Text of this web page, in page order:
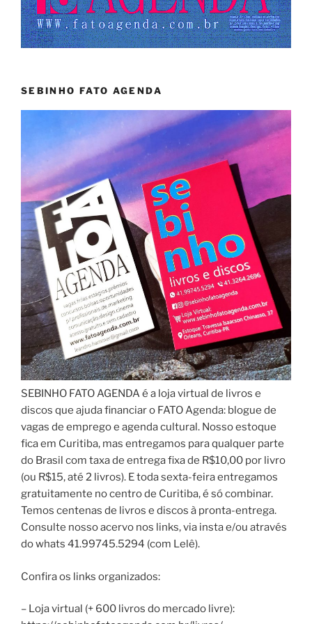
SEBINHO FATO AGENDA
SEBINHO FATO AGENDA é a loja virtual de livros e
discos que ajuda financiar o FATO Agenda: blogue de
vagas de emprego e agenda cultural. Nosso estoque
fica em Curitiba, mas entregamos para qualquer parte
do Brasil com taxa de entrega fixa de R$10,00 por livro
(ou R$15, até 2 livros). E toda sexta-feira entregamos
gratuitamente no centro de Curitiba, é só combinar.
Temos centenas de livros e discos à pronta-entrega.
Consulte nosso acervo nos links, via insta e/ou através
do whats 41.99745.5294 (com Lelê).
Confira os links organizados:
– Loja virtual (+ 600 livros do mercado livre):